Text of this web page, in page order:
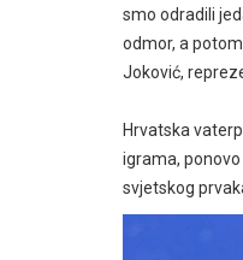
smo odradili
odmor, a
Joković,
Hrvatska
igrama,
svjetskog